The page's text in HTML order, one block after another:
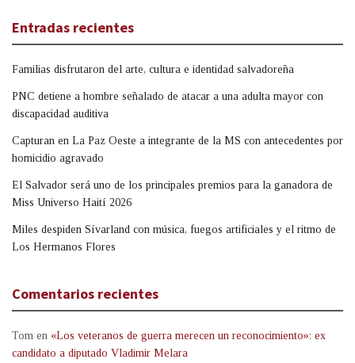
Entradas recientes
Familias disfrutaron del arte, cultura e identidad salvadoreña
PNC detiene a hombre señalado de atacar a una adulta mayor con
discapacidad auditiva
Capturan en La Paz Oeste a integrante de la MS con antecedentes por
homicidio agravado
El Salvador será uno de los principales premios para la ganadora de
Miss Universo Haití 2026
Miles despiden Sívarland con música, fuegos artificiales y el ritmo de
Los Hermanos Flores
Comentarios recientes
Tom en «Los veteranos de guerra merecen un reconocimiento»: ex
candidato a diputado Vladimir Melara